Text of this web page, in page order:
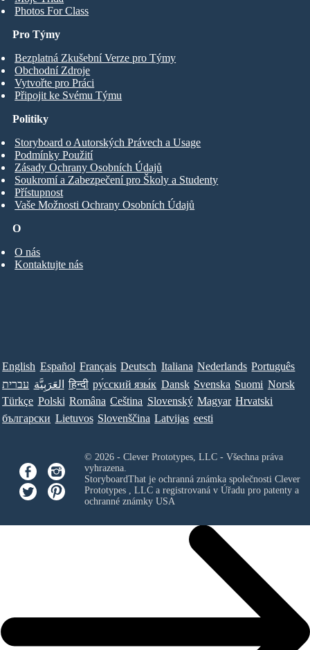
Photos For Class
Pro Týmy
Bezplatná Zkušební Verze pro Týmy
Obchodní Zdroje
Vytvořte pro Práci
Připojit ke Svému Týmu
O
O nás
Kontaktujte nás
Politiky
Storyboard o Autorských Právech a Usage
Podmínky Použití
Zásady Ochrany Osobních Údajů
Soukromí a Zabezpečení pro Školy a Studenty
Přístupnost
Vaše Možnosti Ochrany Osobních Údajů
English Español Français Deutsch Italiana Nederlands Português
עברית العَرَبِيَّة हिन्दी ру́сский язы́к Dansk Svenska Suomi Norsk
Türkçe Polski Româna Ceština Slovenský Magyar Hrvatski
български Lietuvos Slovenščina Latvijas eesti
© 2026 - Clever Prototypes, LLC - Všechna práva
vyhrazena.
StoryboardThat je ochranná známka společnosti Clever
Prototypes , LLCa registrovaná v Úřadu pro patenty a
ochranné známky USA